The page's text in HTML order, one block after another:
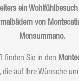
ein
von
Monsummano.
finden Sie in den
die auf Ihre Wünsche